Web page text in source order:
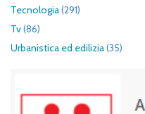
Tecnologia(291)
Tv(86)
Urbanistica ed edilizia(35)